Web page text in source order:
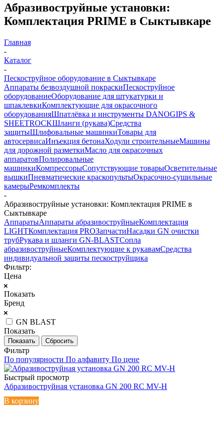
Абразивоструйные установки:
Комплектация PRIME в Сыктывкаре
Главная
-
Каталог
-
Пескоструйное оборудование в Сыктывкаре
Аппараты безвоздушной покраскиПескоструйное
оборудованиеОборудование для штукатурки и
шпаклевкиКомплектующие для окрасочного
оборудованияШпатлёвка и инструменты DANOGIPS &
SHEETROCKШланги (рукава)Средства
защитыШлифовальные машинкиТовары для
автосервисаИнъекция бетонаХодули строительныеМашины
для дорожной разметкиМасло для окрасочных
аппаратовПолировальные
машинкиКомпрессорыСопутствующие товарыОсветительные
вышкиПневматические краскопультыОкрасочно-сушильные
камерыРемкомплекты
-
Абразивоструйные установки: Комплектация PRIME в
Сыктывкаре
АппаратыАппараты абразивоструйныеКомплектация
LIGHTКомплектация PROЗапчастиНасадки GN очистки
трубРукава и шланги GN-BLASTСопла
абразивоструйныеКомплектующие к рукавамСредства
индивидуальной защиты пескоструйщика
Фильтр:
Цена
Показать
Бренд
GN BLAST
Показать
Сбросить
Фильтр
По популярности По алфавиту По цене
Быстрый просмотр
Абразивоструйная установка GN 200 RC MV-H
В корзину